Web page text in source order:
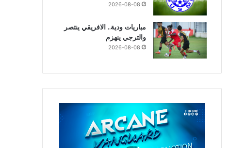
2026-08-08
مباريات ودية.. الافريقي ينتصر
والترجي ينهزم
2026-08-08